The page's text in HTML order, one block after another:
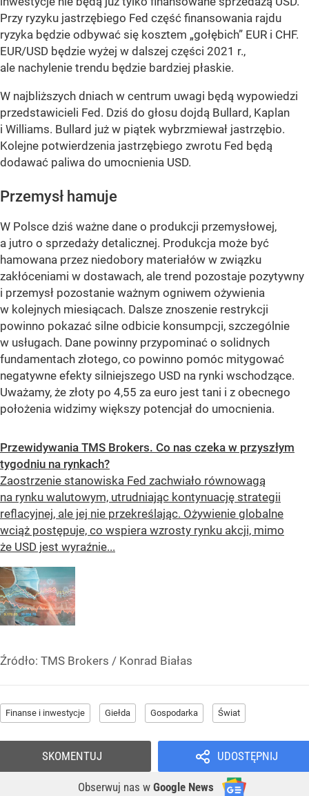
Przy ryzyku jastrzębiego Fed część finansowania rajdu
ryzyka będzie odbywać się kosztem „gołębich” EUR i CHF.
EUR/USD będzie wyżej w dalszej części 2021 r.,
ale nachylenie trendu będzie bardziej płaskie.
W najbliższych dniach w centrum uwagi będą wypowiedzi
przedstawicieli Fed. Dziś do głosu dojdą Bullard, Kaplan
i Williams. Bullard już w piątek wybrzmiewał jastrzębio.
Kolejne potwierdzenia jastrzębiego zwrotu Fed będą
dodawać paliwa do umocnienia USD.
Przemysł hamuje
W Polsce dziś ważne dane o produkcji przemysłowej,
a jutro o sprzedaży detalicznej. Produkcja może być
hamowana przez niedobory materiałów w związku
zakłóceniami w dostawach, ale trend pozostaje pozytywny
i przemysł pozostanie ważnym ogniwem ożywienia
w kolejnych miesiącach. Dalsze znoszenie restrykcji
powinno pokazać silne odbicie konsumpcji, szczególnie
w usługach. Dane powinny przypominać o solidnych
fundamentach złotego, co powinno pomóc mitygować
negatywne efekty silniejszego USD na rynki wschodzące.
Uważamy, że złoty po 4,55 za euro jest tani i z obecnego
położenia widzimy większy potencjał do umocnienia.
Przewidywania TMS Brokers. Co nas czeka w przyszłym
tygodniu na rynkach?
Zaostrzenie stanowiska Fed zachwiało równowagą
na rynku walutowym, utrudniając kontynuację strategii
reflacyjnej, ale jej nie przekreślając. Ożywienie globalne
wciąż postępuje, co wspiera wzrosty rynku akcji, mimo
że USD jest wyraźnie...
Źródło: TMS Brokers / Konrad Białas
Finanse i inwestycje Giełda Gospodarka Świat
UDOSTĘPNIJ
Obserwuj nas w Google News
SKOMENTUJ